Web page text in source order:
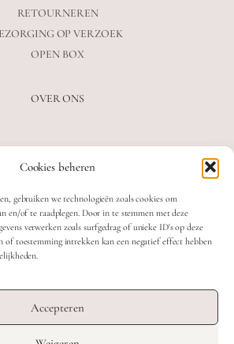
Cookies beheren
gebruiken we technologieën zoals cookies om
en/of te raadplegen. Door in te stemmen met deze
verwerken zoals surfgedrag of unieke ID's op deze
of toestemming intrekken kan een negatief effect hebben
Accepteren
RETOURNEREN
OP VERZOEK
OPEN BOX
OVER ONS
VRAGEN
OVER ONS
CONTACT